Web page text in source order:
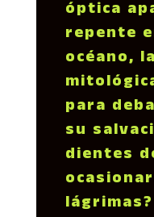
óptica
repente
océano,
para
su
dientes
lágrimas?